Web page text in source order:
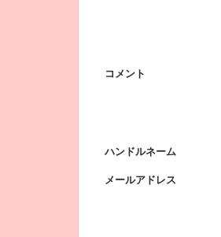
コメント
ハンドルネーム
メールアドレス